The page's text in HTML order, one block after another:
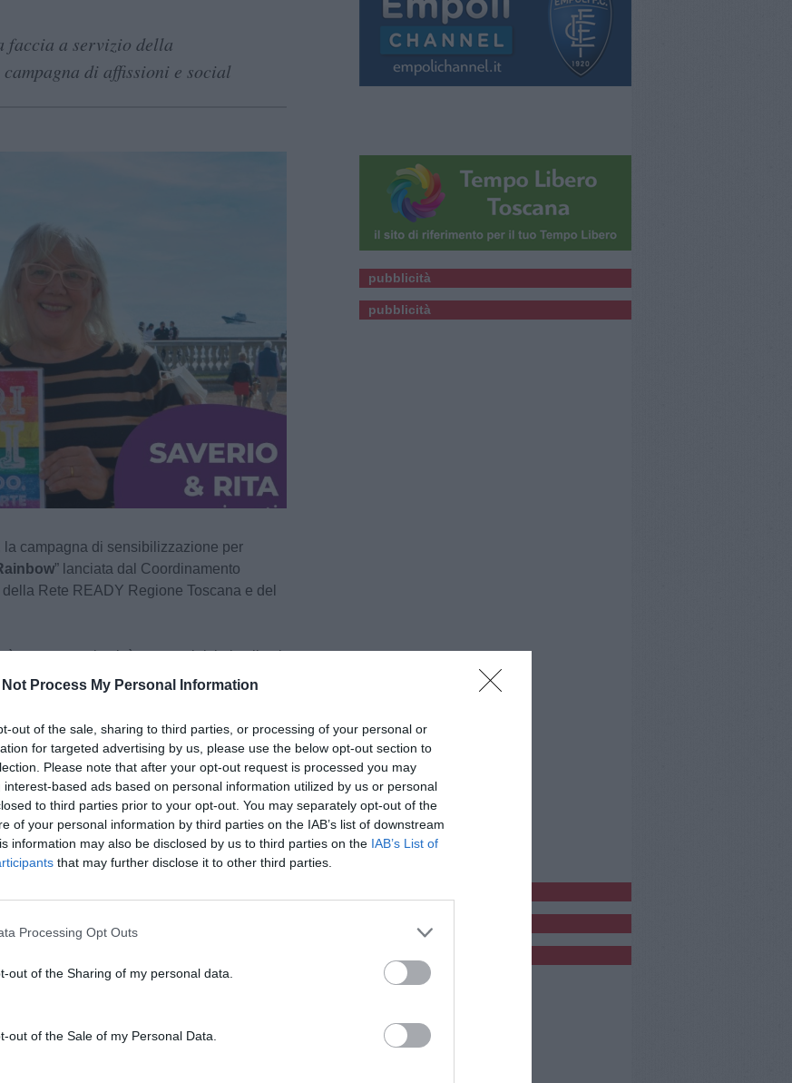
Not Process My Personal Information
out of the sale, sharing to third parties, or processing of your personal or
for targeted advertising by us, please use the below opt-out section to
Please note that after your opt-out request is processed you may
interest-based ads based on personal information utilized by us or personal
to third parties prior to your opt-out. You may separately opt-out of the
of your personal information by third parties on the IAB’s list of downstream
information may also be disclosed by us to third parties on the IAB’s List of
that may further disclose it to other third parties.
Processing Opt Outs
out of the Sharing of my personal data.
out of the Sale of my Personal Data.
faccia a servizio della
di affissioni e social
la campagna di sensibilizzazione per
” lanciata dal Coordinamento
Rete READY Regione Toscana e del
tappezzata la città per una iniziativa il cui
gli organizzatori, di “sollevare il velo e
persone comuni che vogliono offrire
dopo di loro”.
pubblicità
pubblicità